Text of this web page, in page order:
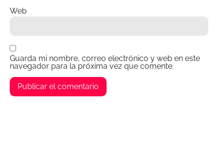
Web
Guarda mi nombre, correo electrónico y web en este
navegador para la próxima vez que comente.